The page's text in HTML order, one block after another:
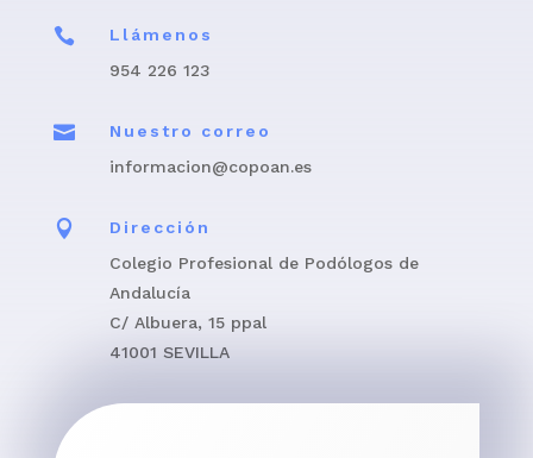

Llámenos
954 226 123

Nuestro correo
informacion@copoan.es

Dirección
Colegio Profesional de Podólogos de
Andalucía
C/ Albuera, 15 ppal
41001 SEVILLA